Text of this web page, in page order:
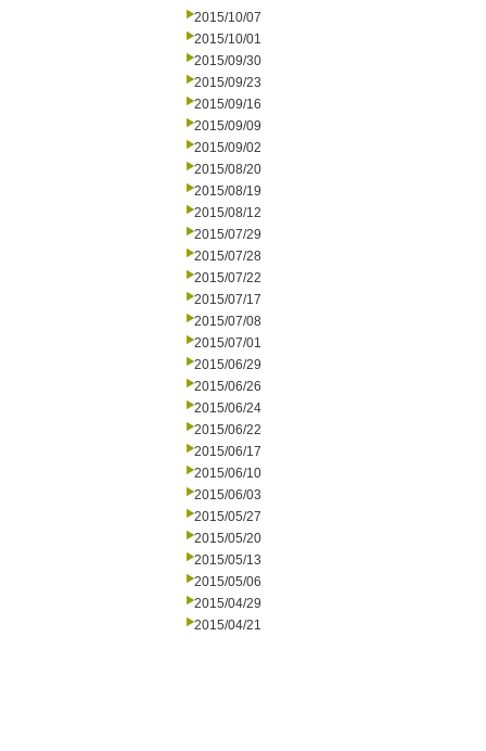
2015/10/07
2015/10/01
2015/09/30
2015/09/23
2015/09/16
2015/09/09
2015/09/02
2015/08/20
2015/08/19
2015/08/12
2015/07/29
2015/07/28
2015/07/22
2015/07/17
2015/07/08
2015/07/01
2015/06/29
2015/06/26
2015/06/24
2015/06/22
2015/06/17
2015/06/10
2015/06/03
2015/05/27
2015/05/20
2015/05/13
2015/05/06
2015/04/29
2015/04/21